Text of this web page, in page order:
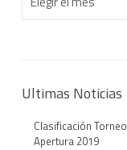
por
Ultimas Noticias
Clasificación Torneo
Apertura 2019